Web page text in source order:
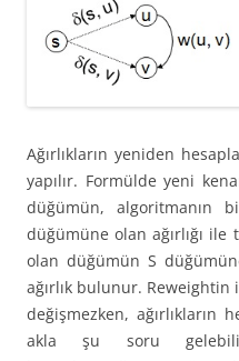
Ağırlıkların yeniden
yapılır. Formülde yeni
düğümün, algoritmanın
düğümüne olan ağırlığı
olan düğümün S
ağırlık bulunur.
değişmezken, ağırlıkların
akla şu soru